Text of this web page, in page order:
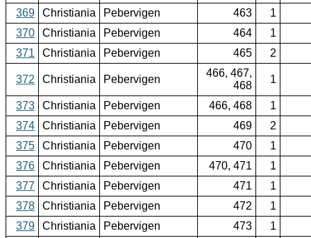
369
Christiania Pebervigen 463
1
370
Christiania Pebervigen 464
1
371
Christiania Pebervigen 465 2
372 Christiania Pebervigen
466, 467,
468
1
373 Christiania Pebervigen 466, 468
1
374
Christiania Pebervigen 469
2
375
Christiania Pebervigen 470
1
376
Christiania Pebervigen 470, 471
1
377
Christiania Pebervigen 471
1
378
Christiania Pebervigen 472
1
379
Christiania Pebervigen 473
1